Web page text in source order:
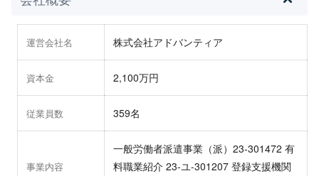
運営会社名 株式会社アドバンティア
資本金 2,100万円
従業員数 359名
事業内容
一般労働者派遣事業（派）23-301472 有
料職業紹介 23-ユ-301207 登録支援機関